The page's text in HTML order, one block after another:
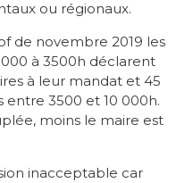
ou régionaux.
de novembre 2019 les
à 3500h déclarent
à leur mandat et 45
3500 et 10 000h.
moins le maire est
inacceptable car